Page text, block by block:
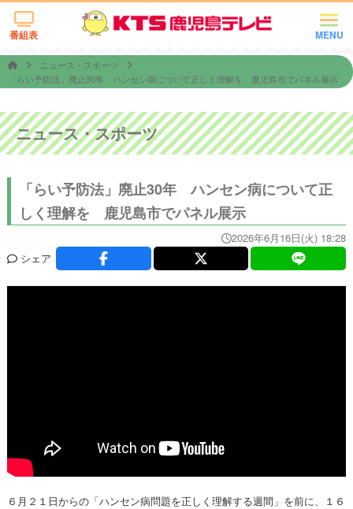
MENU
番組表
ニュース・スポーツ
「らい予防法」廃止30年 ハンセン病について正しく理解を 鹿児島市でパネル展示
ニュース・スポーツ
「らい予防法」廃止30年 ハンセン病について正
しく理解を 鹿児島市でパネル展示
2026年6月16日(火) 18:28
シェア
６月２１日からの「ハンセン病問題を正しく理解する週間」を前に、１６